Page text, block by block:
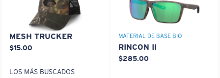
MESH TRUCKER
$15.00
LOS MÁS BUSCADOS
MATERIAL DE BASE BIO
RINCON II
$285.00